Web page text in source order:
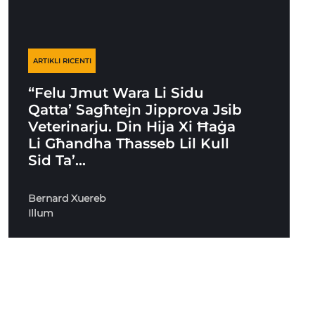
ARTIKLI RICENTI
“Felu Jmut Wara Li Sidu
Qatta’ Sagħtejn Jipprova Jsib
Veterinarju. Din Hija Xi Ħaġa
Li Għandha Tħasseb Lil Kull
Sid Ta’…
Bernard Xuereb
Illum